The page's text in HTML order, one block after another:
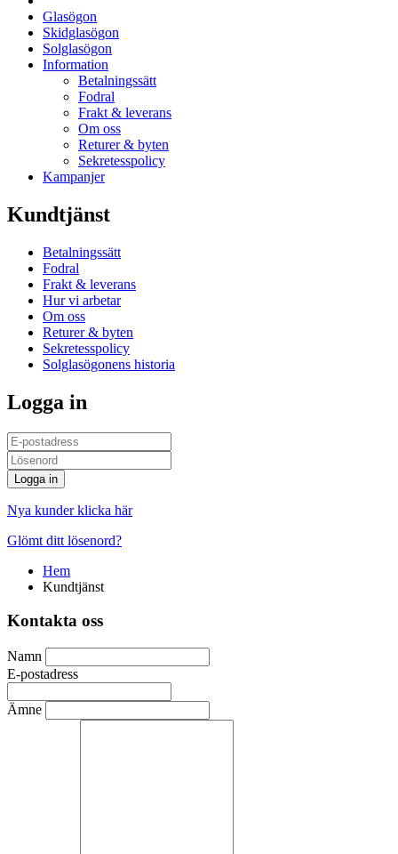
Glasögon
Skidglasögon
Solglasögon
Information
Betalningssätt
Fodral
Frakt & leverans
Om oss
Returer & byten
Sekretesspolicy
Kampanjer
Kundtjänst
Betalningssätt
Fodral
Frakt & leverans
Hur vi arbetar
Om oss
Returer & byten
Sekretesspolicy
Solglasögonens historia
Logga in
Logga in
Nya kunder klicka här
Glömt ditt lösenord?
Hem
Kundtjänst
Kontakta oss
Namn
E-postadress
Ämne